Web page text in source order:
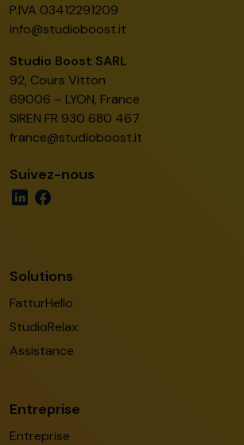
P.IVA 03412291209
info@studioboost.it
Studio Boost SARL
92, Cours Vitton
69006 – LYON, France
SIREN FR 930 680 467
france@studioboost.it
Suivez-nous
Solutions
FatturHello
StudioRelax
Assistance
Entreprise
Entreprise